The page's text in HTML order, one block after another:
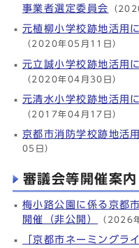
事業者選定委員会
（
元植柳小学校跡地活用
（2020年05月11日）
元立誠小学校跡地活用
（2020年04月30日）
元清水小学校跡地活用
（2017年04月17日）
京都市消防学校跡地活
05日）
審議会等開催案内
梅小路公園に係る京都
開催（非公開）
（2026
「京都市ネーミングラ